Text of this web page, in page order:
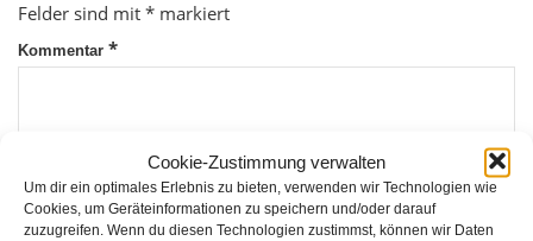
Cookie-Zustimmung verwalten
Um dir ein optimales Erlebnis zu bieten, verwenden wir Technologien wie
Cookies, um Geräteinformationen zu speichern und/oder darauf
zuzugreifen. Wenn du diesen Technologien zustimmst, können wir Daten
Felder sind mit * markiert
Kommentar *